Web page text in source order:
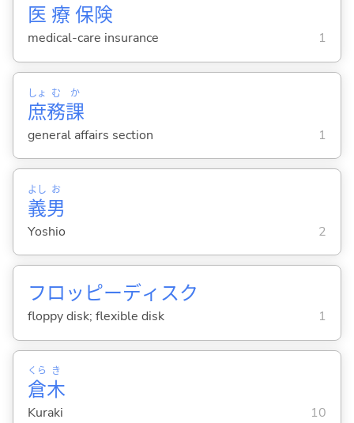
医 療 保険
medical-care insurance 1
庶
しょ
務
む
課
か
general affairs section 1
義
よし
男
お
Yoshio 2
フロッピーディスク
floppy disk; flexible disk 1
倉
くら
木
き
Kuraki 10